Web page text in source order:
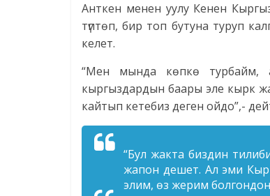
Анткен менен уулу Кенен
түптөп, бир топ бутуна туруп
келет.
“Мен мында көпкө турбайм,
кыргыздардын баары эле кырк
кайтып кетебиз деген ойдо”,-
“Бул жакта биздин
жапон дешет. Ал эми
элим, өз жерим